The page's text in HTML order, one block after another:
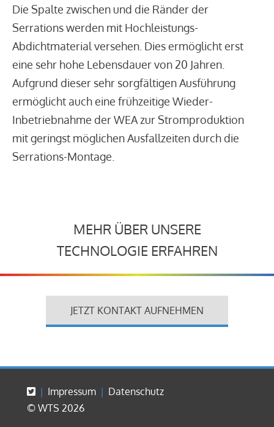
Die Spalte zwischen und die Ränder der
Serrations werden mit Hochleistungs-
Abdichtmaterial versehen. Dies ermöglicht erst
eine sehr hohe Lebensdauer von 20 Jahren.
Aufgrund dieser sehr sorgfältigen Ausführung
ermöglicht auch eine frühzeitige Wieder-
Inbetriebnahme der WEA zur Stromproduktion
mit geringst möglichen Ausfallzeiten durch die
Serrations-Montage.
MEHR ÜBER UNSERE
TECHNOLOGIE ERFAHREN
JETZT KONTAKT AUFNEHMEN
Impressum
Datenschutz
© WTS 2026